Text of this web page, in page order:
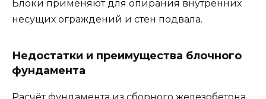
Блоки применяют для опирания внутренних
несущих ограждений и стен подвала.
Недостатки и преимущества блочного
фундамента